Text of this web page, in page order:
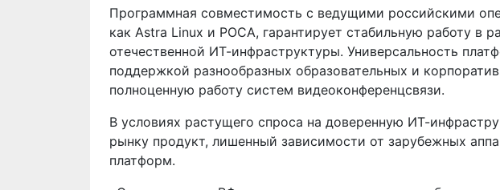
Программная совместимость с ведущими российскими
как Astra Linux и РОСА, гарантирует стабильную работу в
отечественной ИТ-инфраструктуры. Универсальность
поддержкой разнообразных образовательных и
полноценную работу систем видеоконференцсвязи.
В условиях растущего спроса на доверенную ИТ-
рынку продукт, лишенный зависимости от зарубежных
платформ.